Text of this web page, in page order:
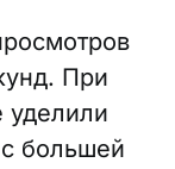
При
уделили
большей